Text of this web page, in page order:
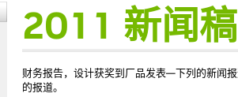
2011 新闻稿
财务报告，设计获奖到厂品发表—下列的新闻
的报道。